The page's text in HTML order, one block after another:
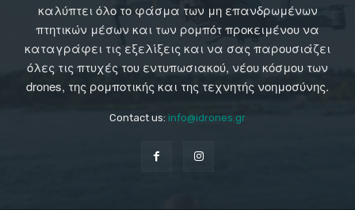
καλύπτει όλο το φάσμα των μη επανδρωμένων
πτητικών μέσων και των ρομπότ προκειμένου να
καταγράφει τις εξελίξεις και να σας παρουσιάζει
όλες τις πτυχές του εντυπωσιακού, νέου κόσμου των
drones, της ρομποτικής και της τεχνητής νοημοσύνης.
Contact us: info@idrones.gr